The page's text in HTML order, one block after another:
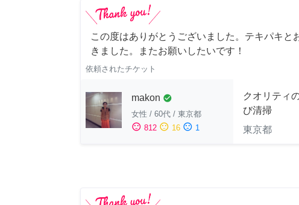
この度はありがとうございました。テキパキと
きました。またお願いしたいです！
依頼されたチケット
makon check_circle
女性 / 60代 / 東京都
sentiment_satisfied 812 sentiment_neutral 16 sentiment_dissatisfied 1
クオリティ
び清掃
東京都